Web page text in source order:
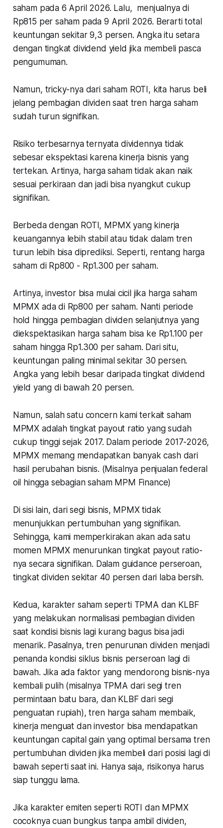
saham pada 6 April 2026. Lalu, menjualnya di
Rp815 per saham pada 9 April 2026. Berarti total
keuntungan sekitar 9,3 persen. Angka itu setara
dengan tingkat dividend yield jika membeli pasca
pengumuman.
Namun, tricky-nya dari saham ROTI, kita harus beli
jelang pembagian dividen saat tren harga saham
sudah turun signifikan.
Risiko terbesarnya ternyata dividennya tidak
sebesar ekspektasi karena kinerja bisnis yang
tertekan. Artinya, harga saham tidak akan naik
sesuai perkiraan dan jadi bisa nyangkut cukup
signifikan.
Berbeda dengan ROTI, MPMX yang kinerja
keuangannya lebih stabil atau tidak dalam tren
turun lebih bisa diprediksi. Seperti, rentang harga
saham di Rp800 - Rp1.300 per saham.
Artinya, investor bisa mulai cicil jika harga saham
MPMX ada di Rp800 per saham. Nanti periode
hold hingga pembagian dividen selanjutnya yang
diekspektasikan harga saham bisa ke Rp1.100 per
saham hingga Rp1.300 per saham. Dari situ,
keuntungan paling minimal sekitar 30 persen.
Angka yang lebih besar daripada tingkat dividend
yield yang di bawah 20 persen.
Namun, salah satu concern kami terkait saham
MPMX adalah tingkat payout ratio yang sudah
cukup tinggi sejak 2017. Dalam periode 2017-2026,
MPMX memang mendapatkan banyak cash dari
hasil perubahan bisnis. (Misalnya penjualan federal
oil hingga sebagian saham MPM Finance)
Di sisi lain, dari segi bisnis, MPMX tidak
menunjukkan pertumbuhan yang signifikan.
Sehingga, kami memperkirakan akan ada satu
momen MPMX menurunkan tingkat payout ratio-
nya secara signifikan. Dalam guidance perseroan,
tingkat dividen sekitar 40 persen dari laba bersih.
Kedua, karakter saham seperti TPMA dan KLBF
yang melakukan normalisasi pembagian dividen
saat kondisi bisnis lagi kurang bagus bisa jadi
menarik. Pasalnya, tren penurunan dividen menjadi
penanda kondisi siklus bisnis perseroan lagi di
bawah. Jika ada faktor yang mendorong bisnis-nya
kembali pulih (misalnya TPMA dari segi tren
permintaan batu bara, dan KLBF dari segi
penguatan rupiah), tren harga saham membaik,
kinerja menguat dan investor bisa mendapatkan
keuntungan capital gain yang optimal bersama tren
pertumbuhan dividen jika membeli dari posisi lagi di
bawah seperti saat ini. Hanya saja, risikonya harus
siap tunggu lama.
Jika karakter emiten seperti ROTI dan MPMX
cocoknya cuan bungkus tanpa ambil dividen,